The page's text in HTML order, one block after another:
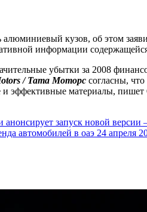
алюминиевый кузов, об этом
информации
убытки за 2008
/ Тата Моторс согласны,
и эффективные материалы, пишет
запуск новой
автомобилей в оаэ 24 апреля